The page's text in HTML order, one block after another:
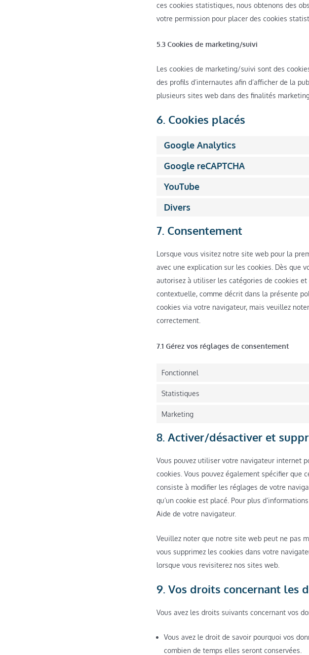
ces cookies statistiques, nous obtenons des
votre permission pour placer des cookies
5.3 Cookies de marketing/suivi
Les cookies de marketing/suivi sont des
des profils d’internautes afin d’afficher de la
plusieurs sites web dans des finalités
6. Cookies placés
Google Analytics
Google reCAPTCHA
YouTube
Divers
7. Consentement
Lorsque vous visitez notre site web pour la
avec une explication sur les cookies. Dès que
autorisez à utiliser les catégories de cookies
contextuelle, comme décrit dans la présente
cookies via votre navigateur, mais veuillez
correctement.
7.1 Gérez vos réglages de consentement
Fonctionnel
Statistiques
Marketing
8. Activer/désactiver et
Vous pouvez utiliser votre navigateur internet
cookies. Vous pouvez également spécifier que
consiste à modifier les réglages de votre
qu’un cookie est placé. Pour plus
Aide de votre navigateur.
Veuillez noter que notre site web peut ne pas
vous supprimez les cookies dans votre
lorsque vous revisiterez nos sites web.
9. Vos droits concernant les
Vous avez les droits suivants concernant vos
Vous avez le droit de savoir pourquoi vos
combien de temps elles seront conservées.